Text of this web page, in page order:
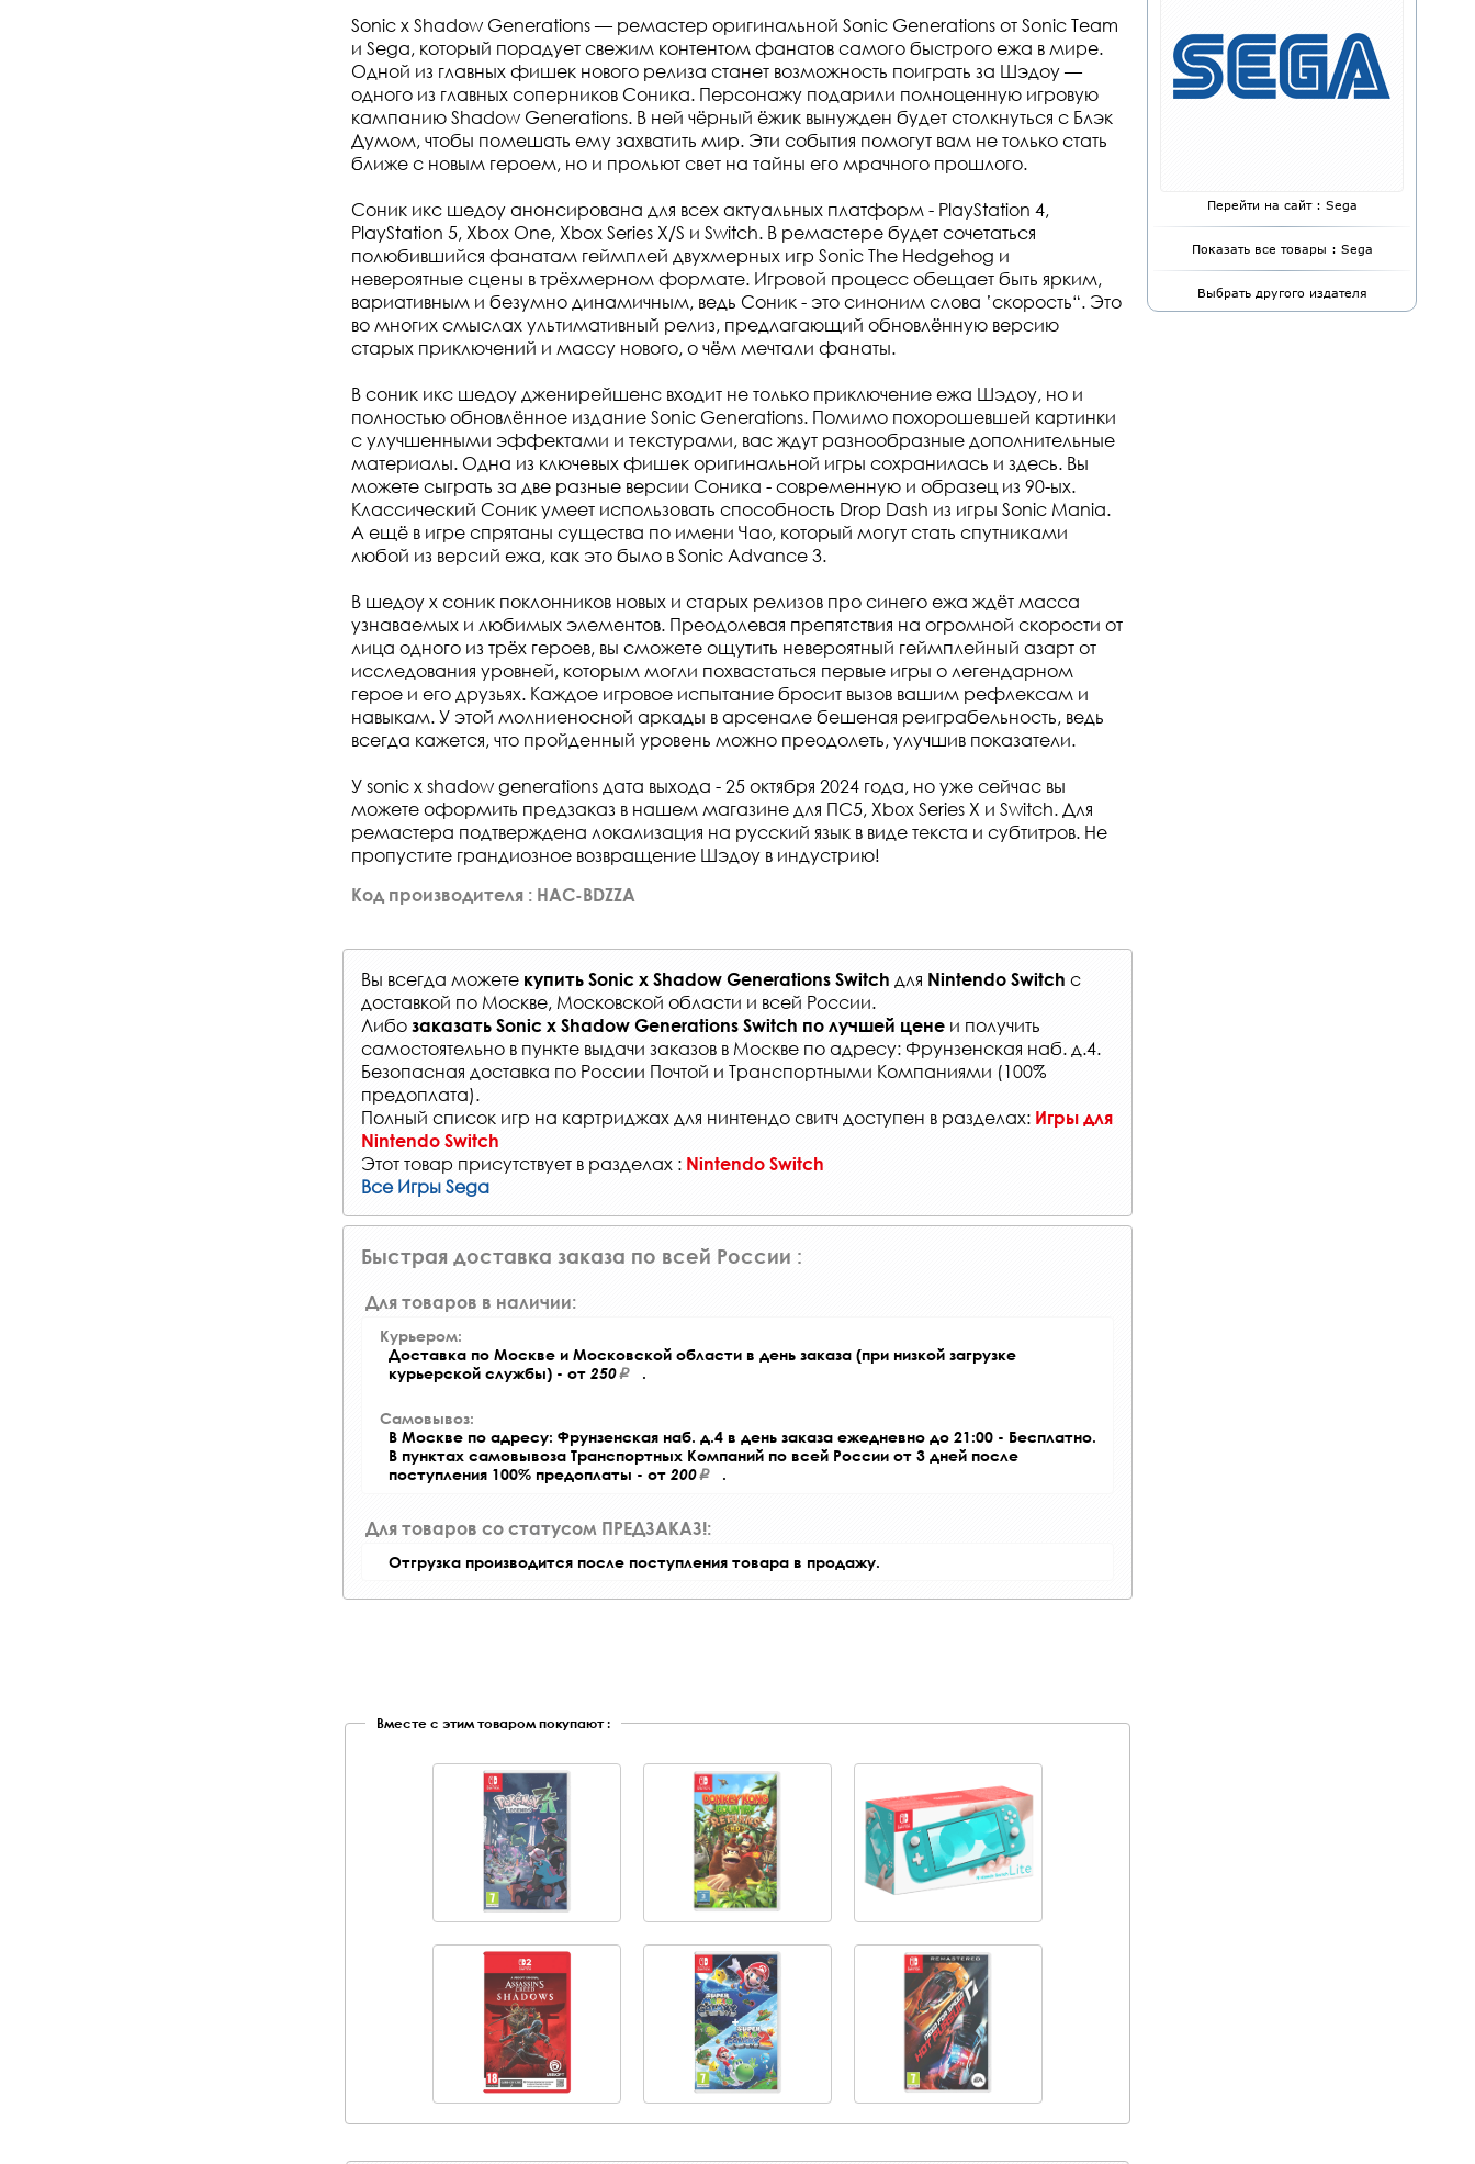
Sonic x Shadow Generations — ремастер оригинальной Sonic Generations от Sonic Team
и Sega, который порадует свежим контентом фанатов самого быстрого ежа в мире.
Одной из главных фишек нового релиза станет возможность поиграть за Шэдоу —
одного из главных соперников Соника. Персонажу подарили полноценную игровую
кампанию Shadow Generations. В ней чёрный ёжик вынужден будет столкнуться с Блэк
Думом, чтобы помешать ему захватить мир. Эти события помогут вам не только стать
ближе с новым героем, но и прольют свет на тайны его мрачного прошлого.
Соник икс шедоу анонсирована для всех актуальных платформ - PlayStation 4,
PlayStation 5, Xbox One, Xbox Series X/S и Switch. В ремастере будет сочетаться
полюбившийся фанатам геймплей двухмерных игр Sonic The Hedgehog и
невероятные сцены в трёхмерном формате. Игровой процесс обещает быть ярким,
вариативным и безумно динамичным, ведь Соник - это синоним слова ‛скорость“. Это
во многих смыслах ультимативный релиз, предлагающий обновлённую версию
старых приключений и массу нового, о чём мечтали фанаты.
В соник икс шедоу дженирейшенс входит не только приключение ежа Шэдоу, но и
полностью обновлённое издание Sonic Generations. Помимо похорошевшей картинки
с улучшенными эффектами и текстурами, вас ждут разнообразные дополнительные
материалы. Одна из ключевых фишек оригинальной игры сохранилась и здесь. Вы
можете сыграть за две разные версии Соника - современную и образец из 90-ых.
Классический Соник умеет использовать способность Drop Dash из игры Sonic Mania.
А ещё в игре спрятаны существа по имени Чао, который могут стать спутниками
любой из версий ежа, как это было в Sonic Advance 3.
В шедоу x соник поклонников новых и старых релизов про синего ежа ждёт масса
узнаваемых и любимых элементов. Преодолевая препятствия на огромной скорости от
лица одного из трёх героев, вы сможете ощутить невероятный геймплейный азарт от
исследования уровней, которым могли похвастаться первые игры о легендарном
герое и его друзьях. Каждое игровое испытание бросит вызов вашим рефлексам и
навыкам. У этой молниеносной аркады в арсенале бешеная реиграбельность, ведь
всегда кажется, что пройденный уровень можно преодолеть, улучшив показатели.
У sonic x shadow generations дата выхода - 25 октября 2024 года, но уже сейчас вы
можете оформить предзаказ в нашем магазине для ПС5, Xbox Series X и Switch. Для
ремастера подтверждена локализация на русский язык в виде текста и субтитров. Не
пропустите грандиозное возвращение Шэдоу в индустрию!
Код производителя : HAC-BDZZA
Вы всегда можете купить Sonic x Shadow Generations Switch для Nintendo Switch с
доставкой по Москве, Московской области и всей России.
Либо заказать Sonic x Shadow Generations Switch по лучшей цене и получить
самостоятельно в пункте выдачи заказов в Москве по адресу: Фрунзенская наб. д.4.
Безопасная доставка по России Почтой и Транспортными Компаниями (100%
предоплата).
Полный список игр на картриджах для нинтендо свитч доступен в разделах: Игры для
Nintendo Switch
Этот товар присутствует в разделах : Nintendo Switch
Все Игры Sega
Быстрая доставка заказа по всей России :
Для товаров в наличии:
Курьером:
Доставка по Москве и Московской области в день заказа (при низкой загрузке
курьерской службы) - от 250 .
Самовывоз:
В Москве по адресу: Фрунзенская наб. д.4 в день заказа ежедневно до 21:00 - Бесплатно.
В пунктах самовывоза Транспортных Компаний по всей России от 3 дней после
поступления 100% предоплаты - от 200 .
Для товаров со статусом ПРЕДЗАКАЗ!:
Отгрузка производится после поступления товара в продажу.
Вместе с этим товаром покупают :
Перейти на сайт : Sega
Показать все товары : Sega
Выбрать другого издателя